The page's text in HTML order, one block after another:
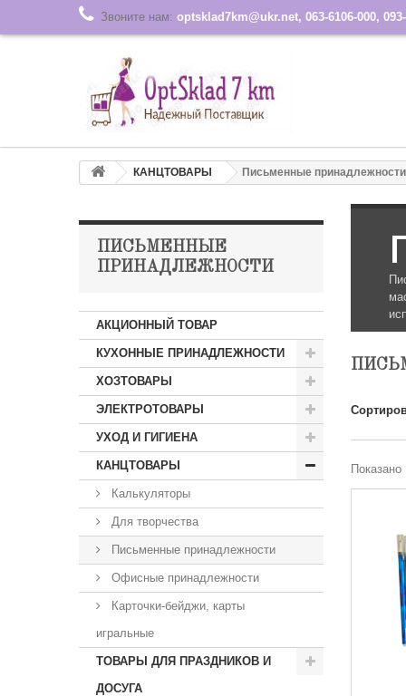
Звоните нам: optsklad7km@ukr.net, 063-6106-000,
КАНЦТОВАРЫ Письменные принадлежности
ПИСЬМЕННЫЕ
ПРИНАДЛЕЖНОСТИ
АКЦИОННЫЙ ТОВАР
КУХОННЫЕ ПРИНАДЛЕЖНОСТИ
ХОЗТОВАРЫ
ЭЛЕКТРОТОВАРЫ
УХОД И ГИГИЕНА
КАНЦТОВАРЫ
Калькуляторы
Для творчества
Письменные принадлежности
Офисные принадлежности
Карточки-бейджи, карты
игральные
ТОВАРЫ ДЛЯ ПРАЗДНИКОВ И
ДОСУГА